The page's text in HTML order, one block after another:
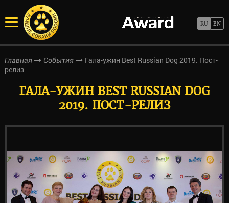
Главная События
Гала-ужин Best Russian Dog 2019. Пост-
релиз
ГАЛА-УЖИН BEST RUSSIAN DOG
2019. ПОСТ-РЕЛИЗ